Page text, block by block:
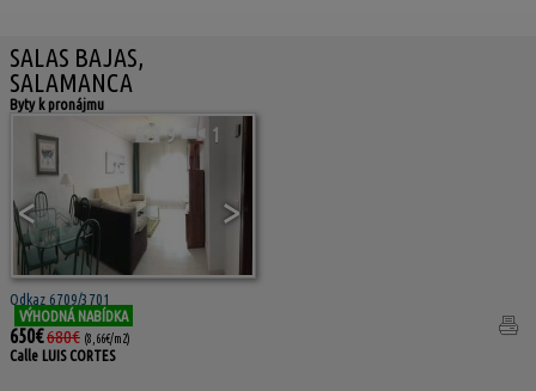
SALAS BAJAS,
SALAMANCA
Byty k pronájmu
< >
9 1
Odkaz 6709/3701
VÝHODNÁ NABÍDKA
650€680€ (8,66€/m2)
Calle LUIS CORTES